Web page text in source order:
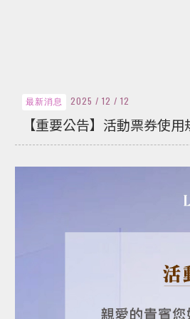
最新消息 2025 / 12 / 12
【重要公告】活動票券使用